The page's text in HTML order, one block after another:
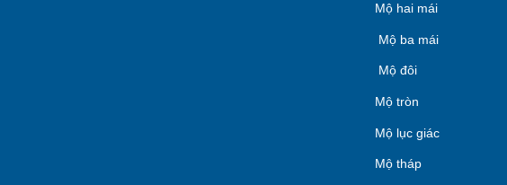
Mộ hai mái
Mộ ba mái
Mộ đôi
Mộ tròn
Mộ lục giác
Mộ tháp